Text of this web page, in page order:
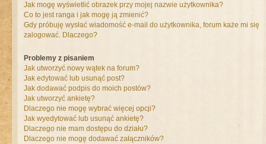
Jak mogę wyświetlić obrazek przy mojej nazwie użytkownika?
Co to jest ranga i jak mogę ją zmienić?
Gdy próbuję wysłać wiadomość e-mail do użytkownika, forum każe mi się
zalogować. Dlaczego?
Problemy z pisaniem
Jak utworzyć nowy wątek na forum?
Jak edytować lub usunąć post?
Jak dodawać podpis do moich postów?
Jak utworzyć ankietę?
Dlaczego nie mogę wybrać więcej opcji?
Jak wyedytować lub usunąć ankietę?
Dlaczego nie mam dostępu do działu?
Dlaczego nie mogę dodawać załączników?